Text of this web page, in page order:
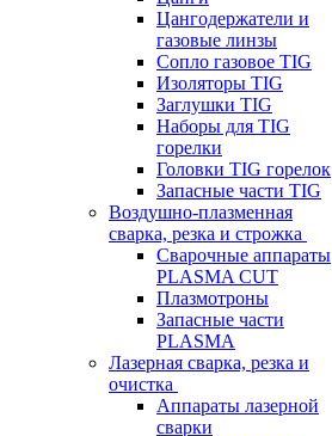
Цангодержатели и
газовые линзы
Сопло газовое TIG
Изоляторы TIG
Заглушки TIG
Наборы для TIG
горелки
Головки TIG горелок
Запасные части TIG
Воздушно-плазменная
сварка, резка и строжка
Сварочные аппараты
PLASMA CUT
Плазмотроны
Запасные части
PLASMA
Лазерная сварка, резка и
очистка
Аппараты лазерной
сварки